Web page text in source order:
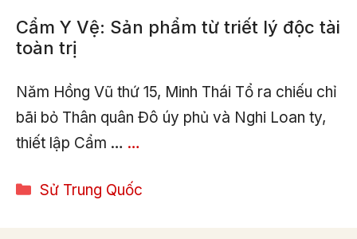
Cẩm Y Vệ: Sản phẩm từ triết lý độc tài
toàn trị
Năm Hồng Vũ thứ 15, Minh Thái Tổ ra chiếu chỉ
bãi bỏ Thân quân Đô úy phủ và Nghi Loan ty,
thiết lập Cẩm … …
Categories
Sử Trung Quốc